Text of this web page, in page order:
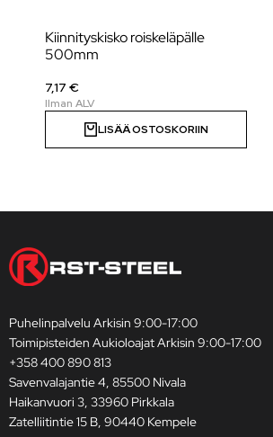
Kiinnityskisko roiskeläpälle
500mm
7,17 €
LISÄÄ OSTOSKORIIN
Puhelinpalvelu Arkisin 9:00-17:00
Toimipisteiden Aukioloajat Arkisin 9:00-17:00
+358 400 890 813
Savenvalajantie 4, 85500 Nivala
Haikanvuori 3, 33960 Pirkkala
Zatelliitintie 15 B, 90440 Kempele